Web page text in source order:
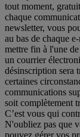
tout moment,
chaque
newsletter, vous
au bas de chaque
mettre fin à l'une
un courrier
désinscription sera
certaines
communications
soit complètement
C’est vous qui
N'oubliez pas que
pouvez gérer vos